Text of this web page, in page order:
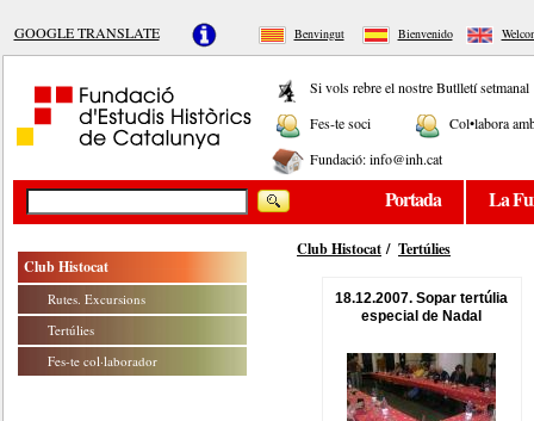
GOOGLE TRANSLATE Benvingut Bienvenido
Si vols rebre el nostre Butlletí setmanal
Fes-te soci
Col•labora
Fundació:info@inh.cat
Portada La
Club Histocat
Rutes. Excursions
Tertúlies
Fes-te col·laborador
Club Histocat/ Tertúlies
18.12.2007. Sopar tertúlia
especial de Nadal